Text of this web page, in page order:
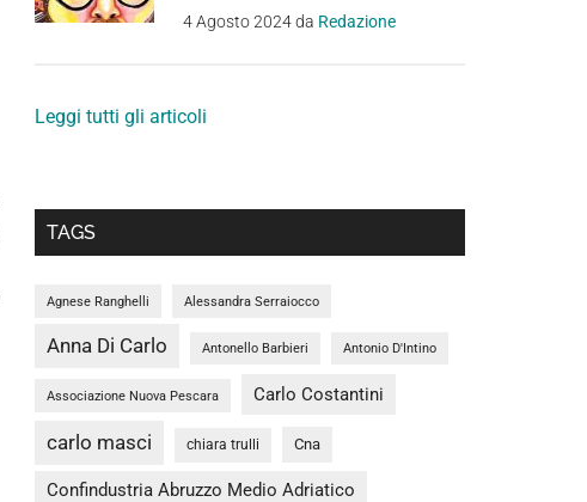
4 Agosto 2024da Redazione
Leggi tutti gli articoli
TAGS
Agnese Ranghelli Alessandra Serraiocco
Anna Di Carlo Antonello Barbieri Antonio D'Intino
Associazione Nuova Pescara Carlo Costantini
carlo masci chiara trulli Cna
Confindustria Abruzzo Medio Adriatico